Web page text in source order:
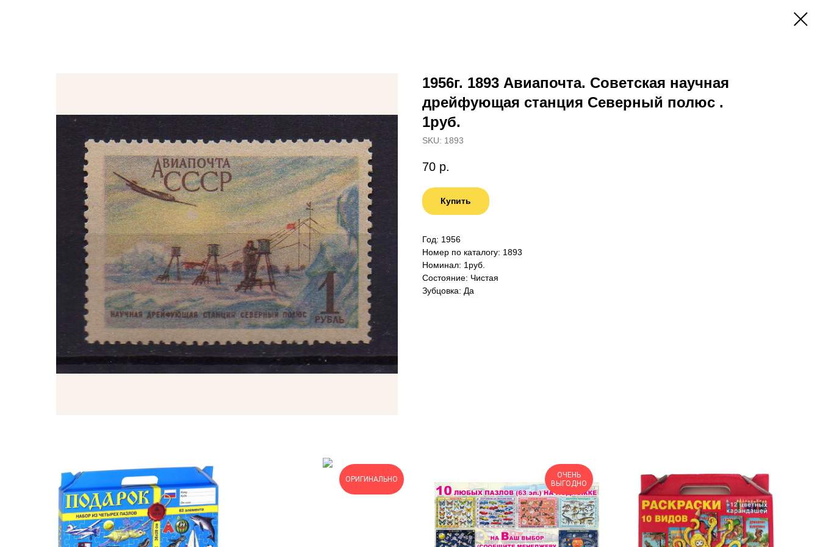
1956г. 1893 Авиапочта. Советская научная
дрейфующая станция Северный полюс .
1руб.
SKU: 1893
70 р.
Купить
Год: 1956
Номер по каталогу: 1893
Номинал: 1руб.
Состояние: Чистая
Зубцовка: Да
ОРИГИНАЛЬНО
ОЧЕНЬ
ВЫГОДНО